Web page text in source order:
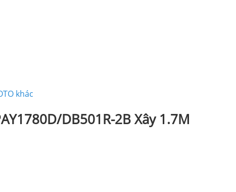
khác
DB501R-2B Xây 1.7M